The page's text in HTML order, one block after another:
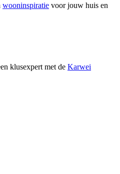
wooninspiratie voor jouw huis en
klusexpert met de Karwei